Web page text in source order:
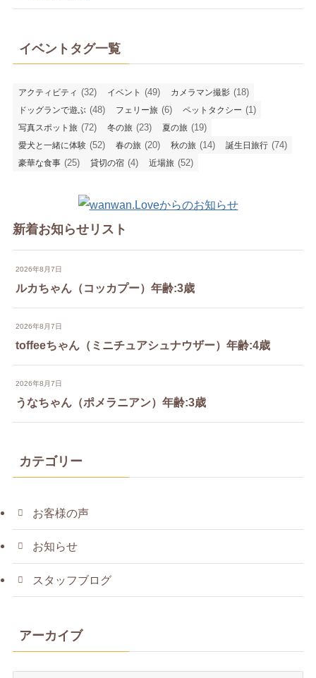
イベントタグ一覧
アクティビティ (32) イベント (49) カメラマン撮影 (18)
ドッグランで遊ぶ (48) フェリー旅 (6) ペットタクシー (1)
写真スポット旅 (72) 冬の旅 (23) 夏の旅 (19)
愛犬と一緒に体験 (52) 春の旅 (20) 秋の旅 (14) 誕生日旅行 (74)
豪華な食事 (25) 貸切の宿 (4) 近場旅 (52)
新着お知らせリスト
2026年8月7日
ルカちゃん（コッカプー）年齢:3歳
2026年8月7日
toffeeちゃん（ミニチュアシュナウザー）年齢:4歳
2026年8月7日
うなちゃん（ポメラニアン）年齢:3歳
カテゴリー
お客様の声
お知らせ
スタッフブログ
アーカイブ